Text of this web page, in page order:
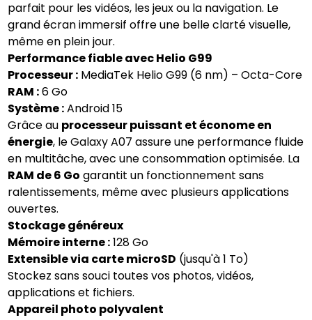
parfait pour les vidéos, les jeux ou la navigation. Le
grand écran immersif offre une belle clarté visuelle,
même en plein jour.
Performance fiable avec Helio G99
Processeur : MediaTek Helio G99 (6 nm) – Octa-Core
RAM :6 Go
Système :Android 15
Grâce au processeur puissant et économe en
énergie, le Galaxy A07 assure une performance fluide
en multitâche, avec une consommation optimisée. La
RAM de 6 Go garantit un fonctionnement sans
ralentissements, même avec plusieurs applications
ouvertes.
Stockage généreux
Mémoire interne :128 Go
Extensible via carte microSD (jusqu'à 1 To)
Stockez sans souci toutes vos photos, vidéos,
applications et fichiers.
Appareil photo polyvalent